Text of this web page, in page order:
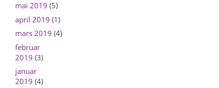
mai 2019 (5)
april 2019 (1)
mars 2019 (4)
februar
2019 (3)
januar
2019 (4)